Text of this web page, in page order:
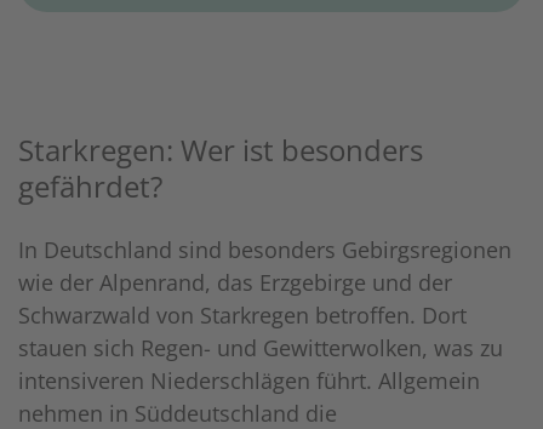
Starkregen: Wer ist besonders
gefährdet?
In Deutschland sind besonders Gebirgsregionen
wie der Alpenrand, das Erzgebirge und der
Schwarzwald von Starkregen betroffen. Dort
stauen sich Regen- und Gewitterwolken, was zu
intensiveren Niederschlägen führt. Allgemein
nehmen in Süddeutschland die